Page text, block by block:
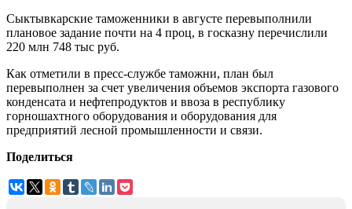
Сыктывкарские таможенники в августе перевыполнили
плановое задание почти на 4 проц, в госказну перечислили
220 млн 748 тыс руб.
Как отметили в пресс-службе таможни, план был
перевыполнен за счет увеличения объемов экспорта газового
конденсата и нефтепродуктов и ввоза в республику
горношахтного оборудования и оборудования для
предприятий лесной промышленности и связи.
Поделиться